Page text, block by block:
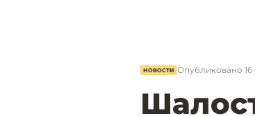
НОВОСТИ Опубликовано